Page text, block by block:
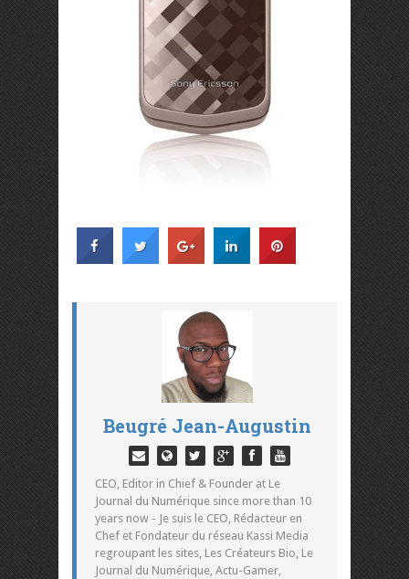
Beugré Jean-Augustin
CEO, Editor in Chief & Founder at Le
Journal du Numérique since more than 10
years now - Je suis le CEO, Rédacteur en
Chef et Fondateur du réseau Kassi Media
regroupant les sites, Les Créateurs Bio, Le
Journal du Numérique, Actu-Gamer,